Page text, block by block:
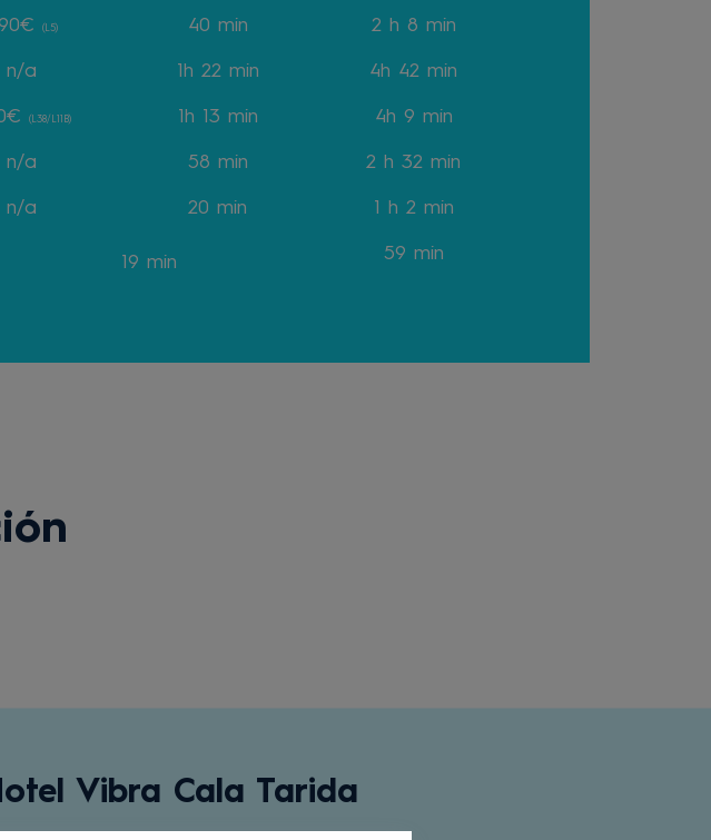
(L5) 40 min 2 h 8 min
n/a 1h 22 min 4h 42 min
(L38/L11B) 1h 13 min 4h 9 min
n/a 58 min 2 h 32 min
n/a 20 min 1 h 2 min
19 min 59 min
Vibra Cala Tarida